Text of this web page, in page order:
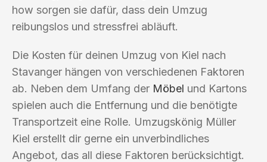
how sorgen sie dafür, dass dein Umzug
reibungslos und stressfrei abläuft.
Die Kosten für deinen Umzug von Kiel nach
Stavanger hängen von verschiedenen Faktoren
ab. Neben dem Umfang der Möbel und Kartons
spielen auch die Entfernung und die benötigte
Transportzeit eine Rolle. Umzugskönig Müller
Kiel erstellt dir gerne ein unverbindliches
Angebot, das all diese Faktoren berücksichtigt.